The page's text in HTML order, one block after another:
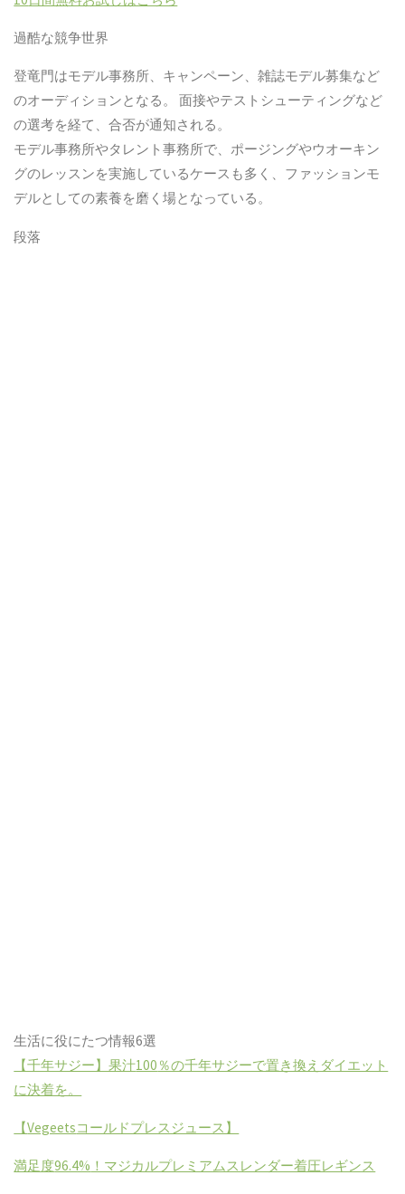
過酷な競争世界
登竜門はモデル事務所、キャンペーン、雑誌モデル募集など
のオーディションとなる。
面接やテストシューティングなど
の選考を経て、合否が通知される。
モデル事務所やタレント事務所で、ポージングやウオーキン
グのレッスンを実施しているケースも多く、ファッションモ
デルとしての素養を磨く場となっている。
段落
生活に役にたつ情報6選
【千年サジー】果汁100 ％の千年サジーで置き換えダイエット
に決着を。
【Vegeetsコールドプレスジュース】
満足度96.4% ！マジカルプレミアムスレンダー着圧レギンス